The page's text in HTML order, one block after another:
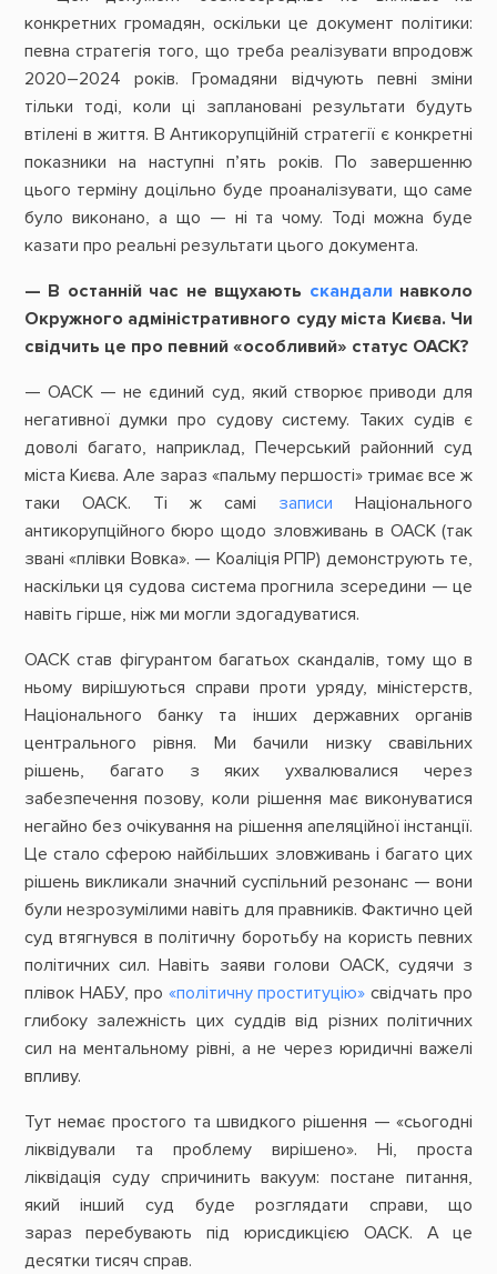
конкретних громадян, оскільки це документ політики:
певна стратегія того, що треба реалізувати впродовж
2020–2024 років. Громадяни відчують певні зміни
тільки тоді, коли ці заплановані результати будуть
втілені в життя. В Антикорупційній стратегії є конкретні
показники на наступні п’ять років. По завершенню
цього терміну доцільно буде проаналізувати, що саме
було виконано, а що — ні та чому. Тоді можна буде
казати про реальні результати цього документа.
— В останній час не вщухають скандалинавколо
Окружного адміністративного суду міста Києва. Чи
свідчить це про певний «особливий» статус ОАСК?
— ОАСК — не єдиний суд, який створює приводи для
негативної думки про судову систему. Таких судів є
доволі багато, наприклад, Печерський районний суд
міста Києва. Але зараз «пальму першості» тримає все ж
таки ОАСК. Ті ж самі записи Національного
антикорупційного бюро щодо зловживань в ОАСК (так
звані «плівки Вовка». — Коаліція РПР) демонструють те,
наскільки ця судова система прогнила зсередини — це
навіть гірше, ніж ми могли здогадуватися.
ОАСК став фігурантом багатьох скандалів, тому що в
ньому вирішуються справи проти уряду, міністерств,
Національного банку та інших державних органів
центрального рівня. Ми бачили
низку свавільних
рішень, багато з яких ухвалювалися через
забезпечення позову, коли рішення має виконуватися
негайно без очікування на рішення апеляційної інстанції.
Це стало сферою найбільших зловживань і багато цих
рішень викликали значний суспільний резонанс — вони
були незрозумілими навіть для правників. Фактично цей
суд втягнувся в політичну боротьбу на користь певних
політичних сил. Навіть заяви голови ОАСК, судячи з
плівок НАБУ, про «політичну проституцію» свідчать про
глибоку залежність цих суддів від різних політичних
сил на ментальному рівні, а не через юридичні важелі
впливу.
Тут немає простого та швидкого рішення — «сьогодні
ліквідували та проблему вирішено». Ні, проста
ліквідація суду спричинить вакуум: постане питання,
який інший суд буде розглядати справи, що
зараз
перебувають під юрисдикцією ОАСК. А це
десятки тисяч справ.